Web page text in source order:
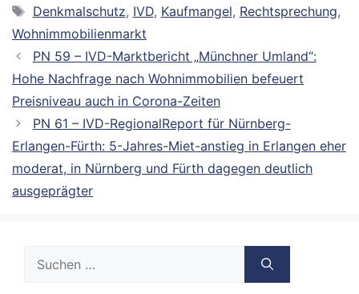
Schlagwörter
Denkmalschutz, IVD, Kaufmangel, Rechtsprechung,
Wohnimmobilienmarkt
PN 59 – IVD-Marktbericht „Münchner Umland“:
Hohe Nachfrage nach Wohnimmobilien befeuert
Preisniveau auch in Corona-Zeiten
PN 61 – IVD-RegionalReport für Nürnberg-
Erlangen-Fürth: 5-Jahres-Miet-anstieg in Erlangen eher
moderat, in Nürnberg und Fürth dagegen deutlich
ausgeprägter
nach: